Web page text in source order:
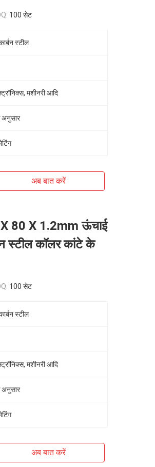
100 सेट
स्टील
मशीनरी आदि
अनुसार
अब बात करें
80 X 1.2mm ऊंचाई
स्टील कॉलर कांटे के
100 सेट
स्टील
मशीनरी आदि
अनुसार
अब बात करें